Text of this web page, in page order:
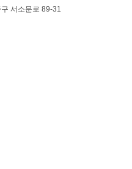
서소문로 89-31